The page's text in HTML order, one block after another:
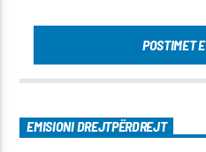
POSTIMET
EMISIONI DREJTPËRDREJT